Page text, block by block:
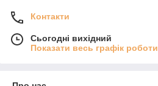
Контакти
Сьогодні вихідний
Показати весь графік роботи